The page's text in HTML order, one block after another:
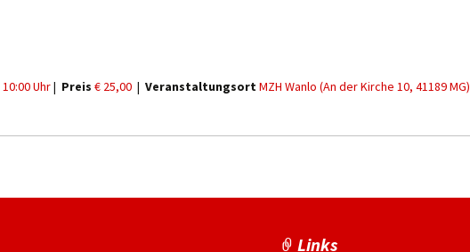
10:00 Uhr| Preis € 25,00 | VeranstaltungsortMZH Wanlo (An der Kirche 10, 41189 MG)
Links